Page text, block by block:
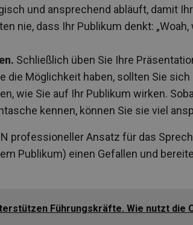
und ansprechend abläuft, damit
nie, dass Ihr Publikum denkt:
Schließlich üben Sie Ihre
die Möglichkeit haben, sollten Sie
wie Sie auf Ihr Publikum wirken.
kennen, können Sie sie viel
professioneller Ansatz für das
Publikum) einen Gefallen und
Führungskräfte. Wie nutzt die